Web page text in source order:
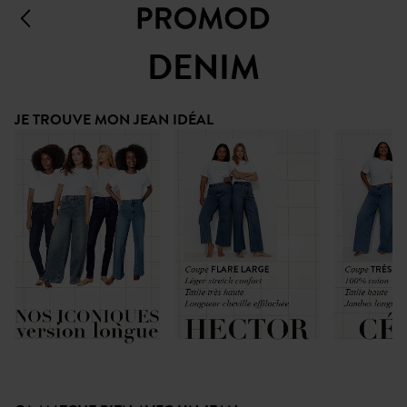
DENIM
JE TROUVE MON JEAN IDÉAL